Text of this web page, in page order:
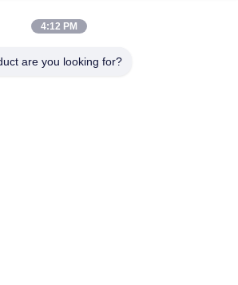
4:12 PM
are you looking for?